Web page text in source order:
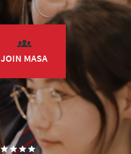
JOIN MASA